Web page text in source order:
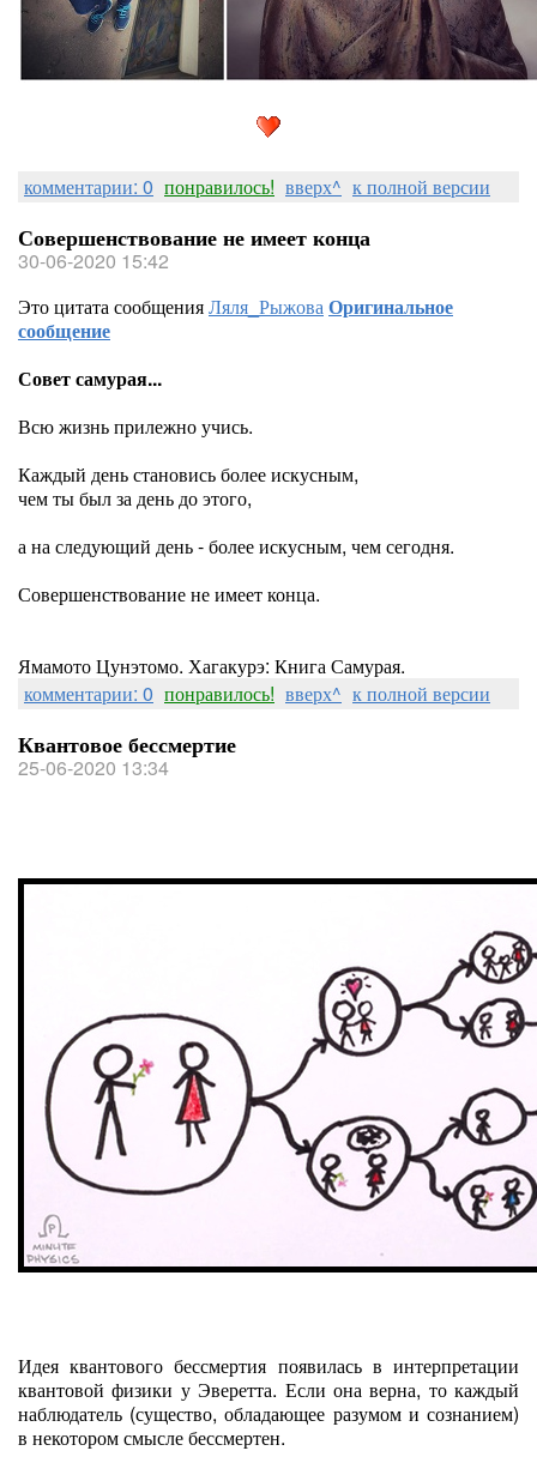
комментарии: 0 понравилось! вверх^ к полной версии
Совершенствование не имеет конца
30-06-2020 15:42
Это цитата сообщенияЛяля_РыжоваОригинальное
сообщение
Совет самурая...
Всю жизнь прилежно учись.
Каждый день становись более искусным,
чем ты был за день до этого,
а на следующий день - более искусным, чем сегодня.
Совершенствование не имеет конца.
Ямамото Цунэтомо. Хагакурэ: Книга Самурая.
комментарии: 0 понравилось! вверх^ к полной версии
Квантовое бессмертие
25-06-2020 13:34
Идея квантового бессмертия появилась в интерпретации
квантовой физики у Эверетта. Если она верна, то каждый
наблюдатель (существо, обладающее разумом и сознанием)
в некотором смысле бессмертен.